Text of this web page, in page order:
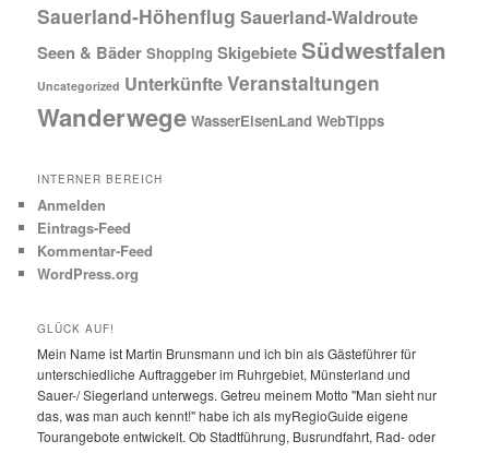
Sauerland-Höhenflug Sauerland-Waldroute
Seen & Bäder Shopping SkigebieteSüdwestfalen
Uncategorized UnterkünfteVeranstaltungen
Wanderwege WasserEisenLand WebTipps
INTERNER BEREICH
Anmelden
Eintrags-Feed
Kommentar-Feed
WordPress.org
GLÜCK AUF!
Mein Name ist Martin Brunsmann und ich bin als Gästeführer für
unterschiedliche Auftraggeber im Ruhrgebiet, Münsterland und
Sauer-/ Siegerland unterwegs. Getreu meinem Motto "Man sieht nur
das, was man auch kennt!" habe ich als myRegioGuide eigene
Tourangebote entwickelt. Ob Stadtführung, Busrundfahrt, Rad- oder